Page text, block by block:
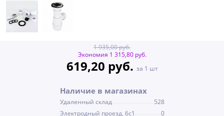
1 935,00 руб.
Экономия 1 315,80 руб.
619,20 руб. за 1 шт
Наличие в магазинах
Удаленный склад
528
Электродный проезд, 6с1
0